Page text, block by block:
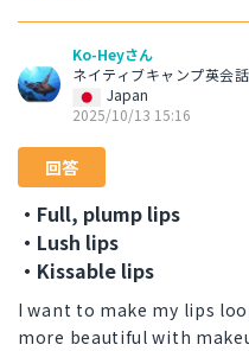
Ko-Heyさん
ネイティブキャンプ英会
Japan
2025/10/13 15:16
回答
・Full, plump lips
・Lush lips
・Kissable lips
I want to make my lips
more beautiful with